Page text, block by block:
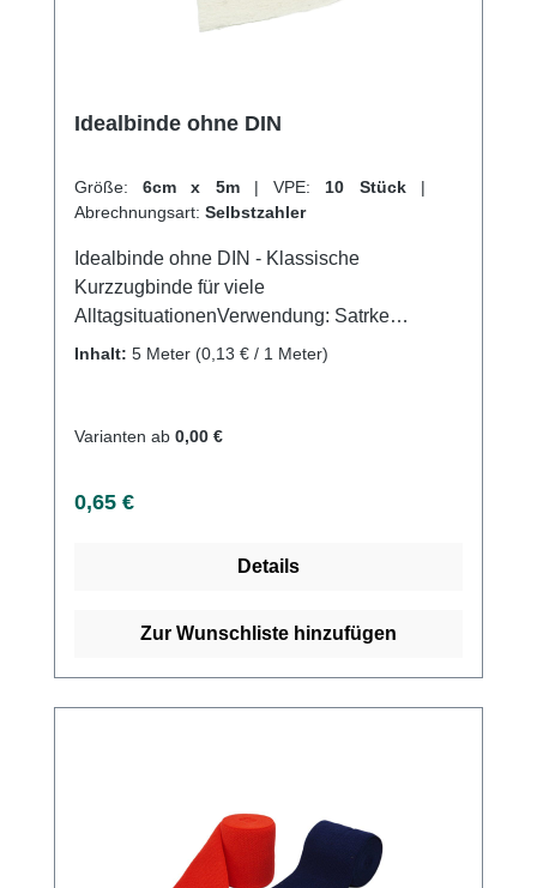
Idealbinde ohne DIN
Größe: 6cm x 5m | VPE: 10 Stück |
Abrechnungsart: Selbstzahler
Idealbinde ohne DIN - Klassische
Kurzzugbinde für viele
AlltagsituationenVerwendung: Satrke
Kompressionsverbände Gute Druck- und
Kompressionstherapie Sportverletzungen
60°C Eigenschaften: Hoher Baumwollanteil
Hautfreundlich Kaufen Sie jetzt Idealbinden
von unserem schnellen Versand und
Inhalt: 5 Meter (0,13 € / 1 Meter)
Varianten ab 0,00 €
Regulärer Preis:
0,65 €
Details
Zur Wunschliste hinzufügen